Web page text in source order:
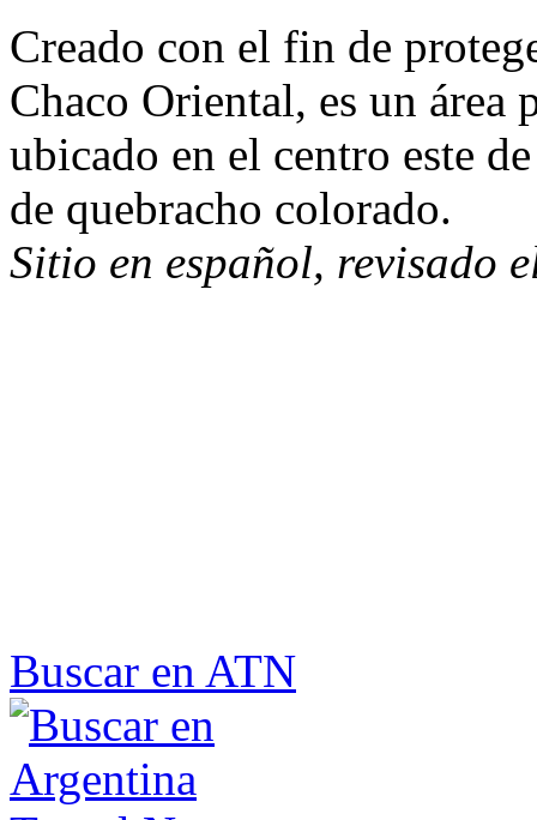
Creado con el fin de
Chaco Oriental, es un área
ubicado en el centro este
de quebracho colorado.
Sitio en español, revisado
Buscar en ATN